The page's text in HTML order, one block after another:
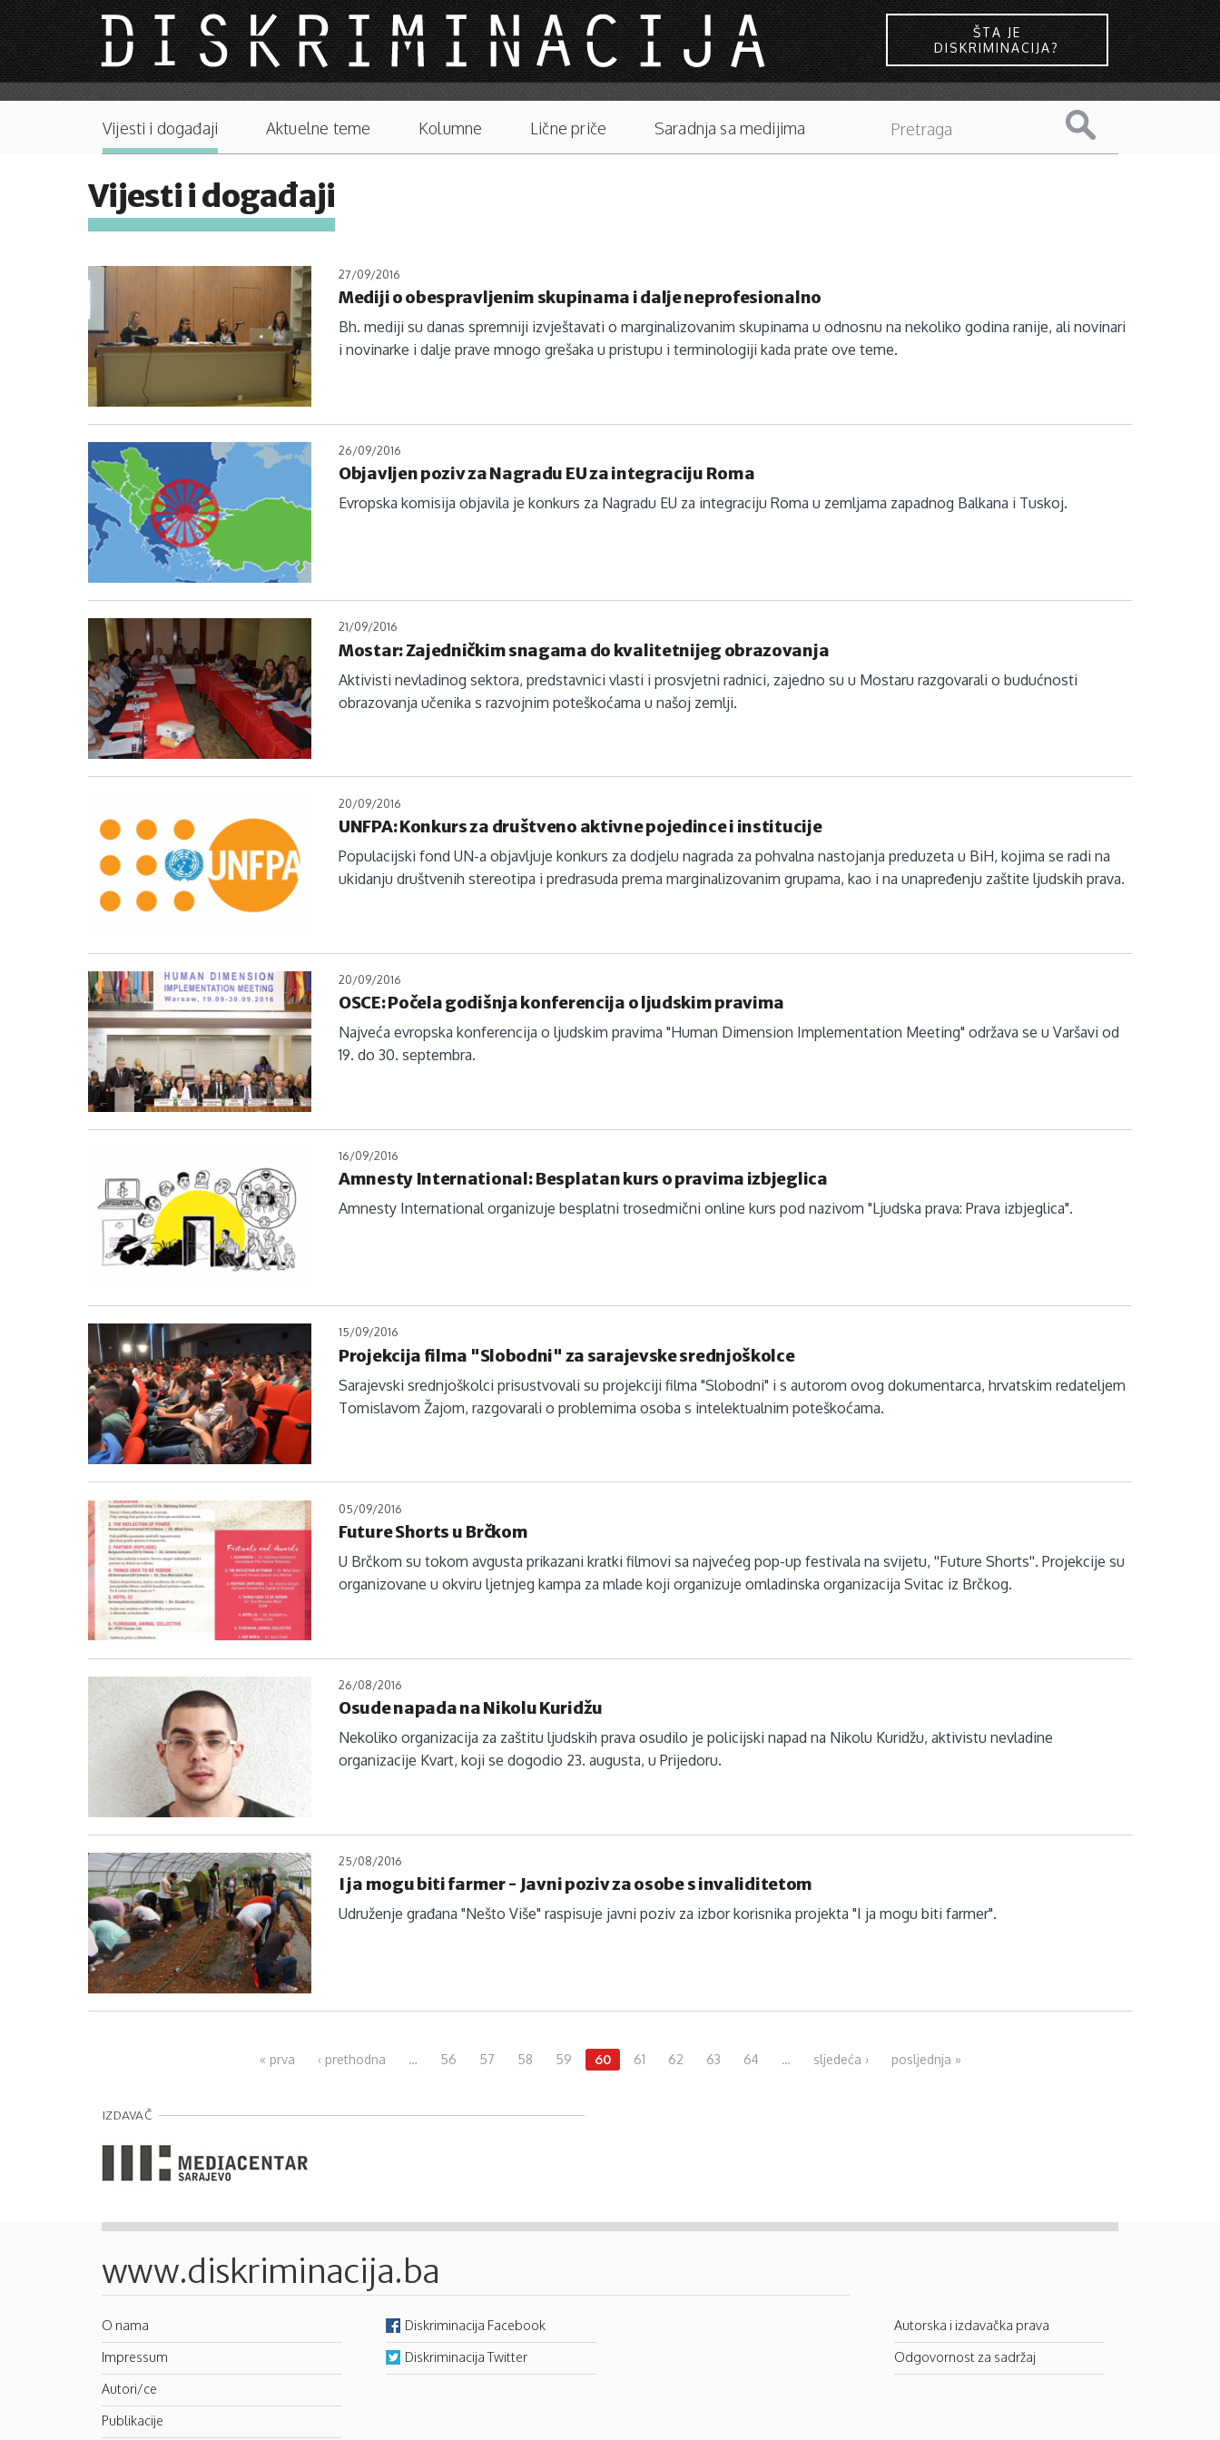
Skip to main content
ŠTA JE
DISKRIMINACIJA?
Main menu
Vijesti i događaji Aktuelne teme Kolumne Lične priče Saradnja sa medijima
Vijesti i događaji
27/09/2016
Mediji o obespravljenim skupinama i dalje neprofesionalno
Bh. mediji su danas spremniji izvještavati o marginalizovanim skupinama u odnosnu na nekoliko godina ranije, ali novinari
i novinarke i dalje prave mnogo grešaka u pristupu i terminologiji kada prate ove teme.
26/09/2016
Objavljen poziv za Nagradu EU za integraciju Roma
Evropska komisija objavila je konkurs za Nagradu EU za integraciju Roma u zemljama zapadnog Balkana i Tuskoj.
21/09/2016
Mostar: Zajedničkim snagama do kvalitetnijeg obrazovanja
Aktivisti nevladinog sektora, predstavnici vlasti i prosvjetni radnici, zajedno su u Mostaru razgovarali o budućnosti
obrazovanja učenika s razvojnim poteškoćama u našoj zemlji.
20/09/2016
UNFPA: Konkurs za društveno aktivne pojedince i institucije
Populacijski fond UN-a objavljuje konkurs za dodjelu nagrada za pohvalna nastojanja preduzeta u BiH, kojima se radi na
ukidanju društvenih stereotipa i predrasuda prema marginalizovanim grupama, kao i na unapređenju zaštite ljudskih prava.
20/09/2016
OSCE: Počela godišnja konferencija o ljudskim pravima
Najveća evropska konferencija o ljudskim pravima "Human Dimension Implementation Meeting" održava se u Varšavi od
19. do 30. septembra.
16/09/2016
Amnesty International: Besplatan kurs o pravima izbjeglica
Amnesty International organizuje besplatni trosedmični online kurs pod nazivom "Ljudska prava: Prava izbjeglica".
15/09/2016
Projekcija filma "Slobodni" za sarajevske srednjoškolce
Sarajevski srednjoškolci prisustvovali su projekciji filma "Slobodni" i s autorom ovog dokumentarca, hrvatskim redateljem
Tomislavom Žajom, razgovarali o problemima osoba s intelektualnim poteškoćama.
05/09/2016
Future Shorts u Brčkom
U Brčkom su tokom avgusta prikazani kratki filmovi sa najvećeg pop-up festivala na svijetu, ''Future Shorts''. Projekcije su
organizovane u okviru ljetnjeg kampa za mlade koji organizuje omladinska organizacija Svitac iz Brčkog.
26/08/2016
Osude napada na Nikolu Kuridžu
Nekoliko organizacija za zaštitu ljudskih prava osudilo je policijski napad na Nikolu Kuridžu, aktivistu nevladine
organizacije Kvart, koji se dogodio 23. augusta, u Prijedoru.
25/08/2016
I ja mogu biti farmer - Javni poziv za osobe s invaliditetom
Udruženje građana "Nešto Više" raspisuje javni poziv za izbor korisnika projekta "I ja mogu biti farmer".
« prva ‹ prethodna … 56 57 58 59 60 61 62 63 64 … sljedeća › posljednja »
IZDAVAČ
www.diskriminacija.ba
O nama
Impressum
Autori/ce
Publikacije
Diskriminacija Facebook
Diskriminacija Twitter
Autorska i izdavačka prava
Odgovornost za sadržaj